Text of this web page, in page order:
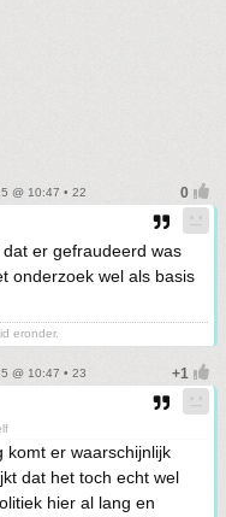
@ 10:47 • 22
er gefraudeerd was
onderzoek wel als basis
eronder.
@ 10:47 • 23
komt er waarschijnlijk
dat het toch echt wel
hier al lang en